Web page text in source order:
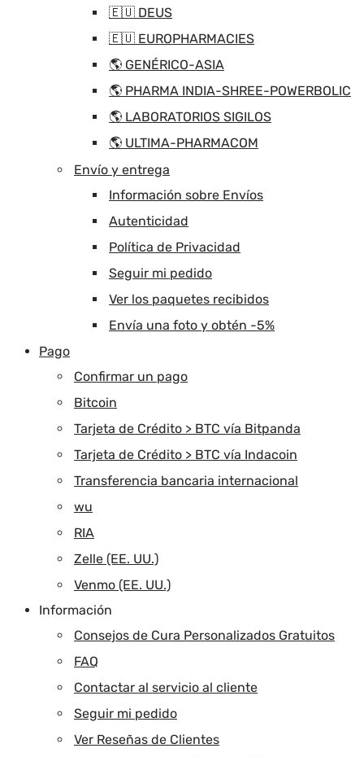
🇪🇺 DEUS
🇪🇺 EUROPHARMACIES
🌎 GENÉRICO-ASIA
🌎 PHARMA INDIA-SHREE-POWERBOLIC
🌎 LABORATORIOS SIGILOS
🌎 ULTIMA-PHARMACOM
Envío y entrega
Información sobre Envíos
Autenticidad
Política de Privacidad
Seguir mi pedido
Ver los paquetes recibidos
Envía una foto y obtén -5%
Pago
Confirmar un pago
Bitcoin
Tarjeta de Crédito > BTC vía Bitpanda
Tarjeta de Crédito > BTC vía Indacoin
Transferencia bancaria internacional
wu
RIA
Zelle (EE. UU.)
Venmo (EE. UU.)
Información
Consejos de Cura Personalizados Gratuitos
FAQ
Contactar al servicio al cliente
Seguir mi pedido
Ver Reseñas de Clientes